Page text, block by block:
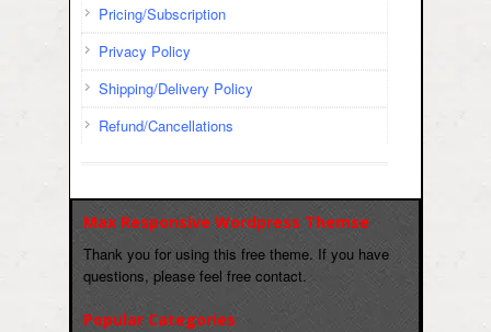
Pricing/Subscription
Privacy Policy
Shipping/Delivery Policy
Refund/Cancellations
Max Responsive Wordpress Themse
Thank you for using this free theme. If you have
questions, please feel free contact.
Popular Categories